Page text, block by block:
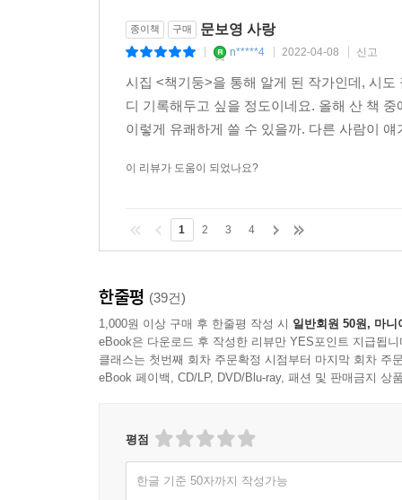
종이책 구매 문보영 사랑
n*****4 2022-04-08 신고
시집 <책기둥>을 통해 알게 된 작가인데, 시
디 기록해두고 싶을 정도이네요. 올해 산 책
이렇게 유쾌하게 쓸 수 있을까. 다른 사람이
이 리뷰가 도움이 되었나요?
1 2 3 4
한줄평 (39건)
1,000원 이상 구매 후 한줄평 작성 시 일반회원 50원, 마니
eBook은 다운로드 후 작성한 리뷰만 YES포인트 지급됩니
클래스는 첫번째 회차 주문확정 시점부터 마지막 회차 주
eBook 페이백, CD/LP, DVD/Blu-ray, 패션 및 판매금지 상
평점
한글 기준 50자까지 작성가능